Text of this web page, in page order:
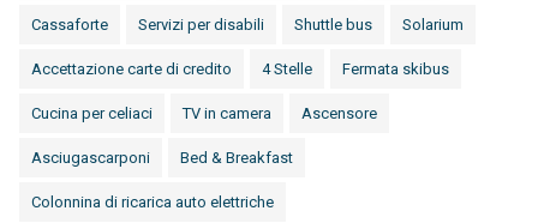
Cassaforte Servizi per disabili Shuttle bus Solarium
Accettazione carte di credito 4 Stelle Fermata skibus
Cucina per celiaci TV in camera Ascensore
Asciugascarponi Bed & Breakfast
Colonnina di ricarica auto elettriche